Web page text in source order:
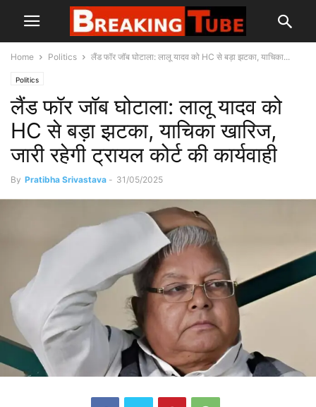
Home Politics लैंड फॉर जॉब घोटाला: लालू यादव को HC से बड़ा झटका, याचिका...
Politics
लैंड फॉर जॉब घोटाला: लालू यादव को
HC से बड़ा झटका, याचिका खारिज,
जारी रहेगी ट्रायल कोर्ट की कार्यवाही
By Pratibha Srivastava - 31/05/2025